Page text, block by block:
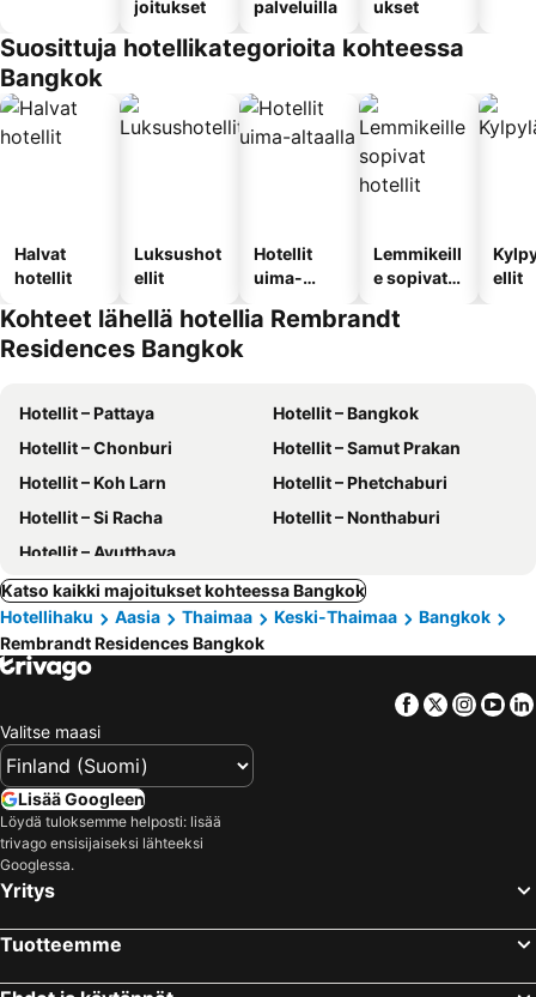
joitukset
palveluilla
ukset
Suosittuja hotellikategorioita kohteessa
Bangkok
Halvat
hotellit
Luksushot
ellit
Hotellit
uima-
Lemmikeill
e sopivat
ellit
Kohteet lähellä hotellia Rembrandt
Residences Bangkok
Hotellit – Pattaya
Hotellit – Bangkok
Hotellit – Chonburi
Hotellit – Samut Prakan
Hotellit – Koh Larn
Hotellit – Phetchaburi
Hotellit – Si Racha
Hotellit – Nonthaburi
Hotellit – Ayutthaya
Katso kaikki majoitukset kohteessa Bangkok
Hotellihaku
Aasia Thaimaa Keski-Thaimaa
Bangkok
Rembrandt Residences Bangkok
Facebook
Twitter
Valitse maasi
Lisää Googleen
Löydä tuloksemme helposti: lisää
trivago ensisijaiseksi lähteeksi
Googlessa.
Yritys
Tuotteemme